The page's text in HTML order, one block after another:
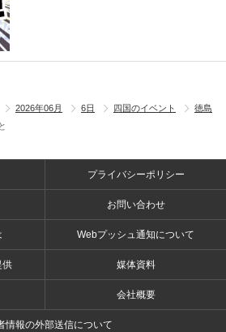
2026年06月 6日 四国のイベント
徳島
プライバシーポリシー
お問い合わせ
Webプッシュ通知について
供 媒体資料
会社概要
情報の外部送信について